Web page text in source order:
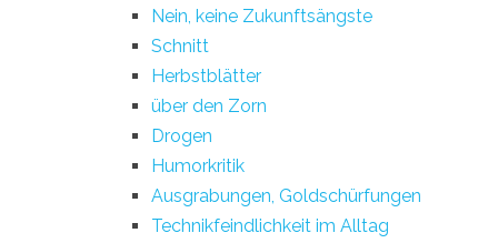
Nein, keine Zukunftsängste
Schnitt
Herbstblätter
über den Zorn
Drogen
Humorkritik
Ausgrabungen, Goldschürfungen
Technikfeindlichkeit im Alltag